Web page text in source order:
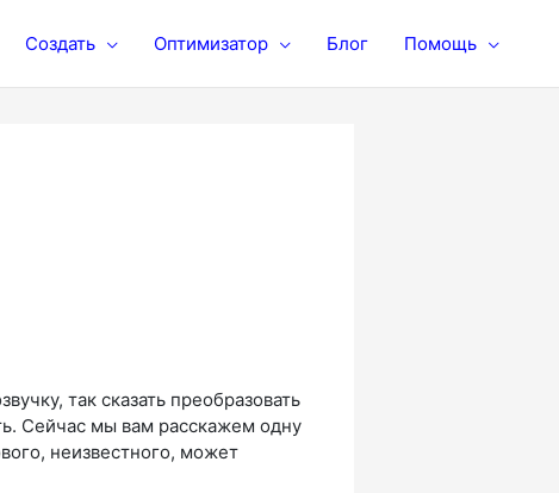
Создать Оптимизатор Блог Помощь
так сказать преобразовать
Сейчас мы вам расскажем одну
неизвестного, может